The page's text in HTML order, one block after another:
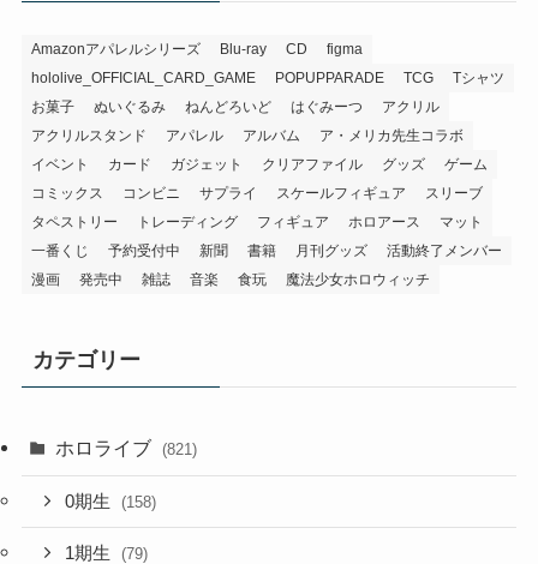
Amazonアパレルシリーズ Blu-ray CD
figma
hololive_OFFICIAL_CARD_GAME
POPUPPARADE TCG
Tシャツ
お菓子
ぬいぐるみ ねんどろいど はぐみーつ
アクリル
アクリルスタンド
アパレル アルバム
ア・メリカ先生コラボ
イベント
カード ガジェット クリアファイル グッズ
ゲーム
コミックス
コンビニ サプライ スケールフィギュア
スリーブ
タペストリー
トレーディング フィギュア ホロアース
マット
一番くじ
予約受付中 新聞 書籍 月刊グッズ
活動終了メンバー
漫画
発売中 雑誌 音楽 食玩 魔法少女ホロウィッチ
カテゴリー
ホロライブ (821)
0期生 (158)
1期生 (79)